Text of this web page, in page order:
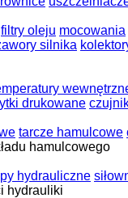
filtry oleju mocowania
silnika
drukowane
tarcze hamulcowe
hamulcowego
hydrauliczne
hydrauliki